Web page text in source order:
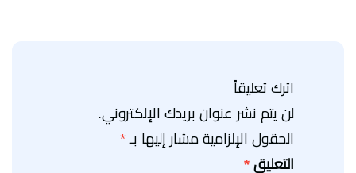
اترك تعليقاً
لن يتم نشر عنوان بريدك الإلكتروني.
الحقول الإلزامية مشار إليها بـ *
التعليق *